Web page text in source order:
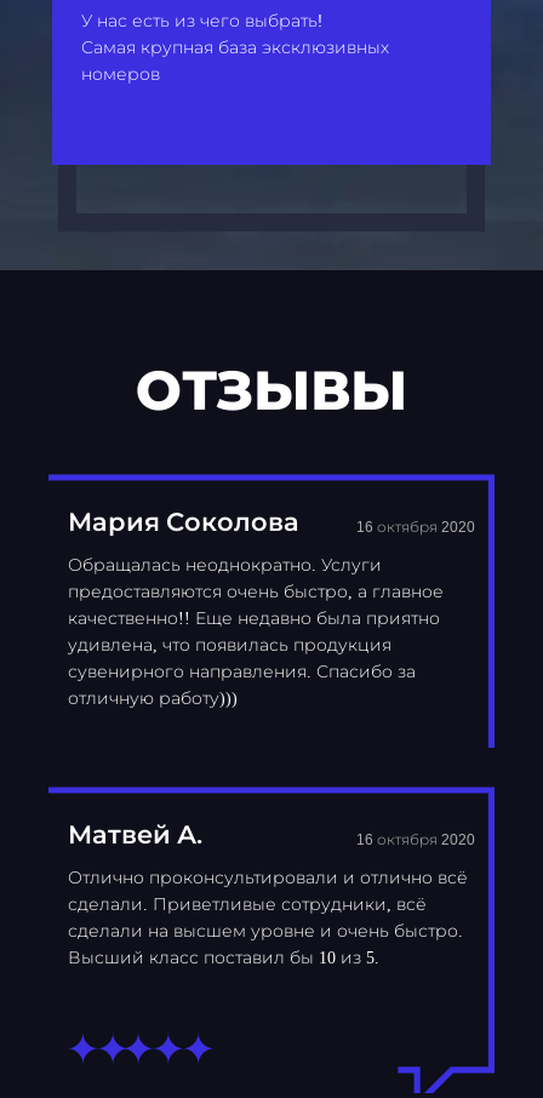
У нас есть из чего выбрать!
Самая крупная база эксклюзивных
номеров
ОТЗЫВЫ
Мария Соколова 16 октября 2020
Обращалась неоднократно. Услуги
предоставляются очень быстро, а главное
качественно!! Еще недавно была приятно
удивлена, что появилась продукция
сувенирного направления. Спасибо за
отличную работу)))
Матвей А. 16 октября 2020
Отлично проконсультировали и отлично всё
сделали. Приветливые сотрудники, всё
сделали на высшем уровне и очень быстро.
Высший класс поставил бы 10 из 5.